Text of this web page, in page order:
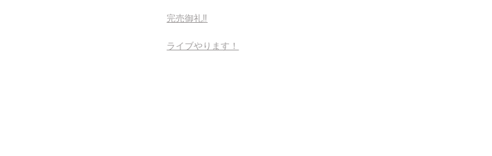
完売御礼‼︎
ライブやります！